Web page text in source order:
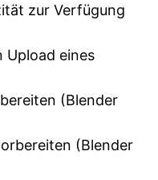
zur Verfügung
Upload eines
(Blender
(Blender